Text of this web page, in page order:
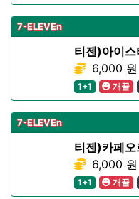
7-ELEVEn
티젠)아이
6,000 원
1+1
개꿀
7-ELEVEn
티젠)카페
6,000 원
1+1
개꿀